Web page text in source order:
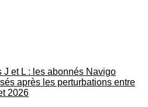
J et L : les abonnés Navigo
après les perturbations entre
2026